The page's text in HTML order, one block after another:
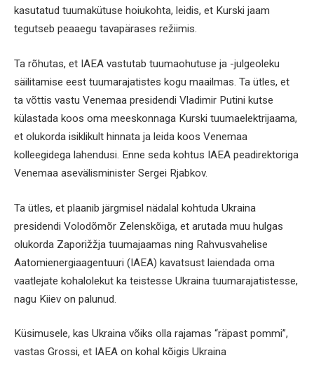
kasutatud tuumakütuse hoiukohta, leidis, et Kurski jaam
tegutseb peaaegu tavapärases režiimis.
Ta rõhutas, et IAEA vastutab tuumaohutuse ja -julgeoleku
säilitamise eest tuumarajatistes kogu maailmas. Ta ütles, et
ta võttis vastu Venemaa presidendi Vladimir Putini kutse
külastada koos oma meeskonnaga Kurski tuumaelektrijaama,
et olukorda isiklikult hinnata ja leida koos Venemaa
kolleegidega lahendusi. Enne seda kohtus IAEA peadirektoriga
Venemaa asevälisminister Sergei Rjabkov.
Ta ütles, et plaanib järgmisel nädalal kohtuda Ukraina
presidendi Volodõmõr Zelenskõiga, et arutada muu hulgas
olukorda Zaporižžja tuumajaamas ning Rahvusvahelise
Aatomienergiaagentuuri (IAEA) kavatsust laiendada oma
vaatlejate kohalolekut ka teistesse Ukraina tuumarajatistesse,
nagu Kiiev on palunud.
Küsimusele, kas Ukraina võiks olla rajamas “räpast pommi”,
vastas Grossi, et IAEA on kohal kõigis Ukraina